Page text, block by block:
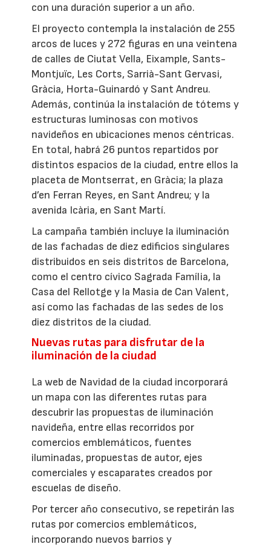
con una duración superior a un año.
El proyecto contempla la instalación de 255
arcos de luces y 272 figuras en una veintena
de calles de Ciutat Vella, Eixample, Sants-
Montjuïc, Les Corts, Sarrià-Sant Gervasi,
Gràcia, Horta-Guinardó y Sant Andreu.
Además, continúa la instalación de tótems y
estructuras luminosas con motivos
navideños en ubicaciones menos céntricas.
En total, habrá 26 puntos repartidos por
distintos espacios de la ciudad, entre ellos la
placeta de Montserrat, en Gràcia; la plaza
d’en Ferran Reyes, en Sant Andreu; y la
avenida Icària, en Sant Martí.
La campaña también incluye la iluminación
de las fachadas de diez edificios singulares
distribuidos en seis distritos de Barcelona,
como el centro cívico Sagrada Família, la
Casa del Rellotge y la Masia de Can Valent,
así como las fachadas de las sedes de los
diez distritos de la ciudad.
Nuevas rutas para disfrutar de la
iluminación de la ciudad
La web de Navidad de la ciudad incorporará
un mapa con las diferentes rutas para
descubrir las propuestas de iluminación
navideña, entre ellas recorridos por
comercios emblemáticos, fuentes
iluminadas, propuestas de autor, ejes
comerciales y escaparates creados por
escuelas de diseño.
Por tercer año consecutivo, se repetirán las
rutas por comercios emblemáticos,
incorporando nuevos barrios y